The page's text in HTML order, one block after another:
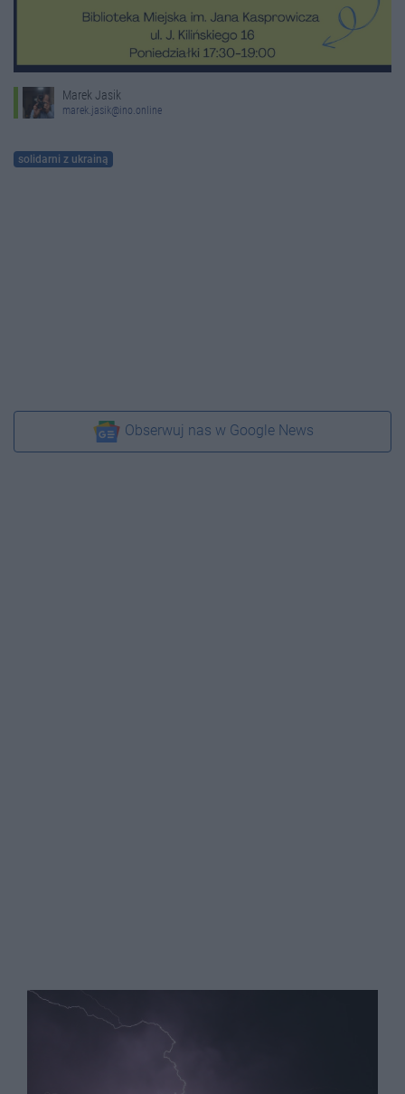
Marek Jasik
marek.jasik@ino.online
solidarni z ukrainą
Obserwuj nas w Google News